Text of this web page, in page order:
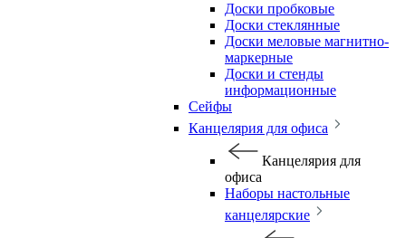
Доски пробковые
Доски стеклянные
Доски меловые магнитно-
маркерные
Доски и стенды
информационные
Сейфы
Канцелярия для офиса
Канцелярия для
офиса
Наборы настольные
канцелярские